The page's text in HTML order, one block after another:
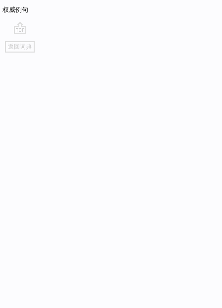
权威例句
go
top
返回词典